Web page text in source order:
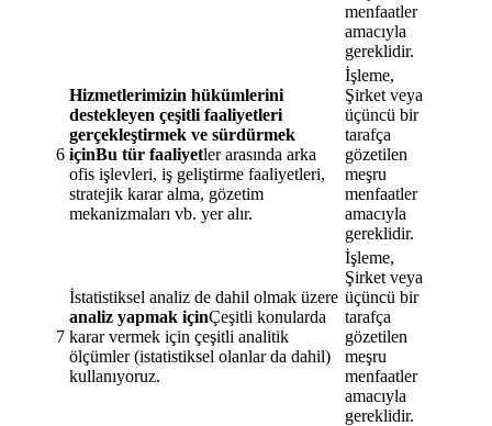
menfaatler
amacıyla
gereklidir.
6
Hizmetlerimizin hükümlerini
destekleyen çeşitli faaliyetleri
gerçekleştirmek ve sürdürmek
içinBu tür faaliyetler arasında arka
ofis işlevleri, iş geliştirme faaliyetleri,
stratejik karar alma, gözetim
mekanizmaları vb. yer alır.
İşleme,
Şirket veya
üçüncü bir
tarafça
gözetilen
meşru
menfaatler
amacıyla
gereklidir.
7
İstatistiksel analiz de dahil olmak üzere
analiz yapmak içinÇeşitli konularda
karar vermek için çeşitli analitik
ölçümler (istatistiksel olanlar da dahil)
kullanıyoruz.
İşleme,
Şirket veya
üçüncü bir
tarafça
gözetilen
meşru
menfaatler
amacıyla
gereklidir.